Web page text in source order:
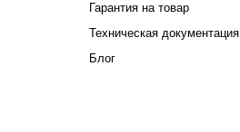
Гарантия на товар
Техническая документация
Блог